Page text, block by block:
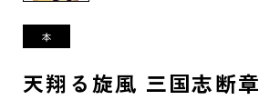
天翔る旋風 三国志断章